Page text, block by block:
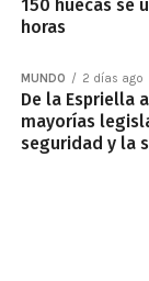
150 huecas se
horas
MUNDO 2 días ago
De la Espriella
mayorías
seguridad y la